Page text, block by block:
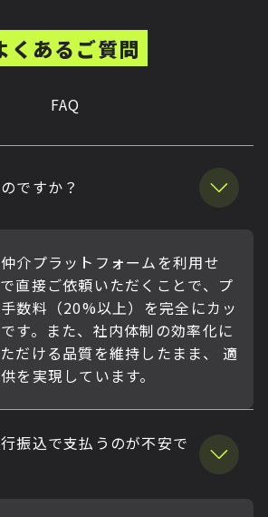
くあるご質問
FAQ
ですか？
介プラットフォームを利用せ
直接ご依頼いただくことで、プ
数料（20%以上）を完全にカッ
す。また、社内体制の効率化に
だける品質を維持したまま、 適
を実現しています。
振込で支払うのが不安で